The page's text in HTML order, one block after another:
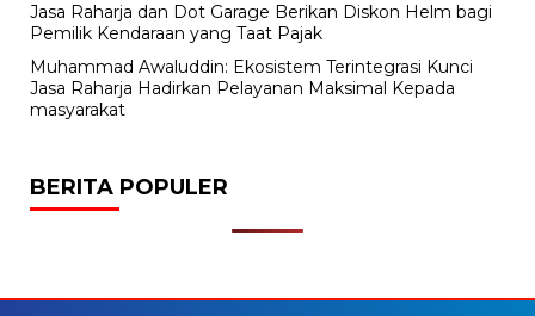
Jasa Raharja dan Dot Garage Berikan Diskon Helm bagi
Pemilik Kendaraan yang Taat Pajak
Muhammad Awaluddin: Ekosistem Terintegrasi Kunci
Jasa Raharja Hadirkan Pelayanan Maksimal Kepada
masyarakat
BERITA POPULER